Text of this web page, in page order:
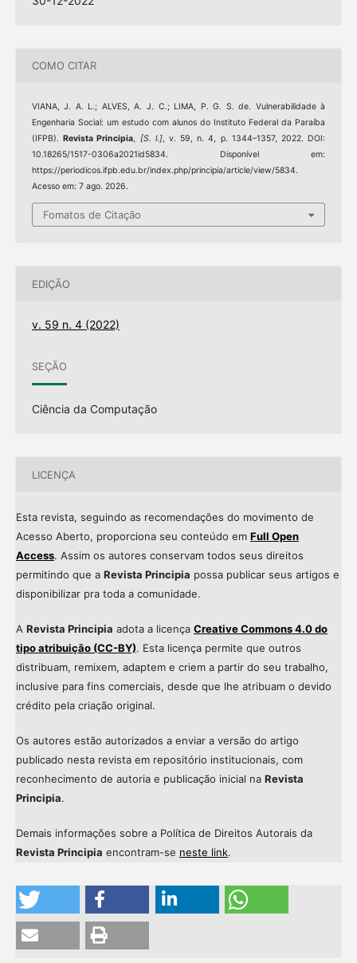
COMO CITAR
VIANA, J. A. L.; ALVES, A. J. C.; LIMA, P. G. S. de. Vulnerabilidade à
Engenharia Social: um estudo com alunos do Instituto Federal da Paraíba
(IFPB).Revista Principia, [S. l.], v. 59, n. 4, p. 1344–1357, 2022. DOI:
10.18265/1517-0306a2021id5834. Disponível em:
https://periodicos.ifpb.edu.br/index.php/principia/article/view/5834.
Acesso em: 7 ago. 2026.
Fomatos de Citação
EDIÇÃO
v. 59 n. 4 (2022)
SEÇÃO
Ciência da Computação
LICENÇA
Esta revista, seguindo as recomendações do movimento de
Acesso Aberto, proporciona seu conteúdo em Full Open
Access. Assim os autores conservam todos seus direitos
permitindo que a Revista Principia possa publicar seus artigos e
disponibilizar pra toda a comunidade.
A Revista Principia adota a licença Creative Commons 4.0 do
tipo atribuição (CC-BY). Esta licença permite que outros
distribuam, remixem, adaptem e criem a partir do seu trabalho,
inclusive para fins comerciais, desde que lhe atribuam o devido
crédito pela criação original.
Os autores estão autorizados a enviar a versão do artigo
publicado nesta revista em repositório institucionais, com
reconhecimento de autoria e publicação inicial na Revista
Principia.
Demais informações sobre a Política de Direitos Autorais da
Revista Principia encontram-se neste link.